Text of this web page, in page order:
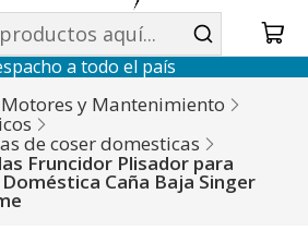
a todo el país
Motores y Mantenimiento
de coser domesticas
Fruncidor Plisador para
Caña Baja Singer